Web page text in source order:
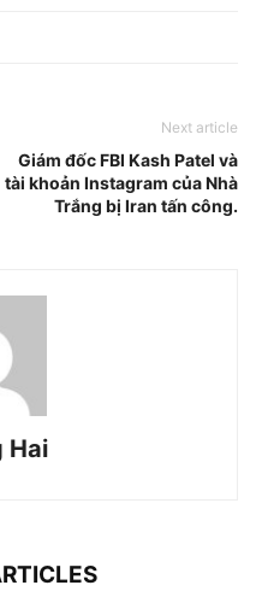
Next article
Giám đốc FBI Kash Patel và
tài khoản Instagram của Nhà
Trắng bị Iran tấn công.
Hai